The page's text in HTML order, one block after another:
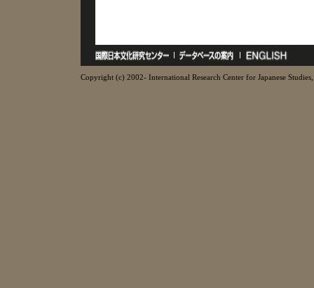
Copyright (c) 2002- International Research Center for Japanese